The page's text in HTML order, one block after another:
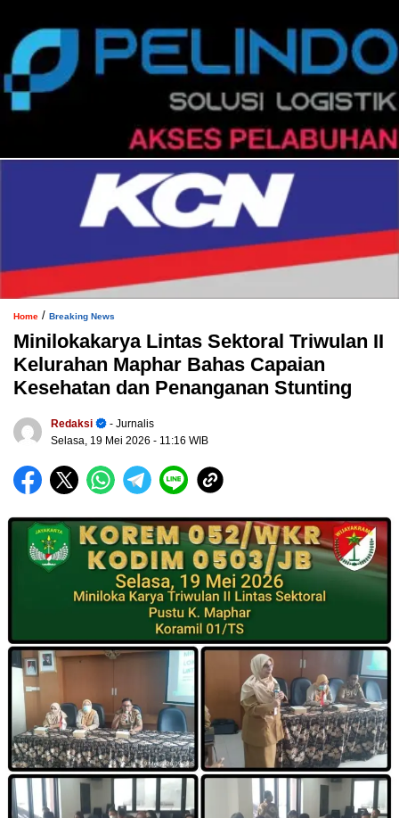
Home / Breaking News
Minilokakarya Lintas Sektoral Triwulan II
Kelurahan Maphar Bahas Capaian
Kesehatan dan Penanganan Stunting
Redaksi
- Jurnalis
Selasa, 19 Mei 2026 - 11:16 WIB